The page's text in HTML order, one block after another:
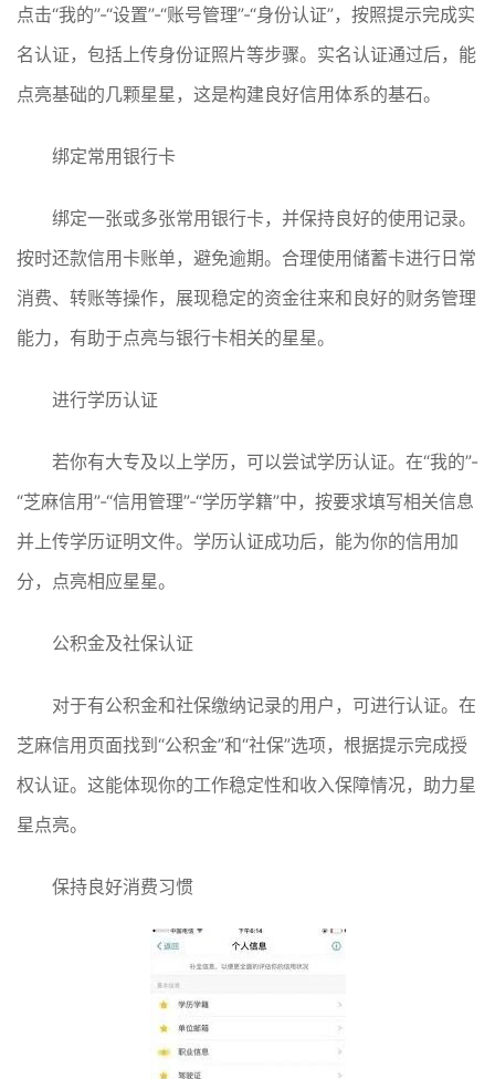
点击“我的”-“设置”-“账号管理”-“身份认证”，按照提示完成实
名认证，包括上传身份证照片等步骤。实名认证通过后，能
点亮基础的几颗星星，这是构建良好信用体系的基石。
绑定常用银行卡
绑定一张或多张常用银行卡，并保持良好的使用记录。
按时还款信用卡账单，避免逾期。合理使用储蓄卡进行日常
消费、转账等操作，展现稳定的资金往来和良好的财务管理
能力，有助于点亮与银行卡相关的星星。
进行学历认证
若你有大专及以上学历，可以尝试学历认证。在“我的”-
“芝麻信用”-“信用管理”-“学历学籍”中，按要求填写相关信息
并上传学历证明文件。学历认证成功后，能为你的信用加
分，点亮相应星星。
公积金及社保认证
对于有公积金和社保缴纳记录的用户，可进行认证。在
芝麻信用页面找到“公积金”和“社保”选项，根据提示完成授
权认证。这能体现你的工作稳定性和收入保障情况，助力星
星点亮。
保持良好消费习惯